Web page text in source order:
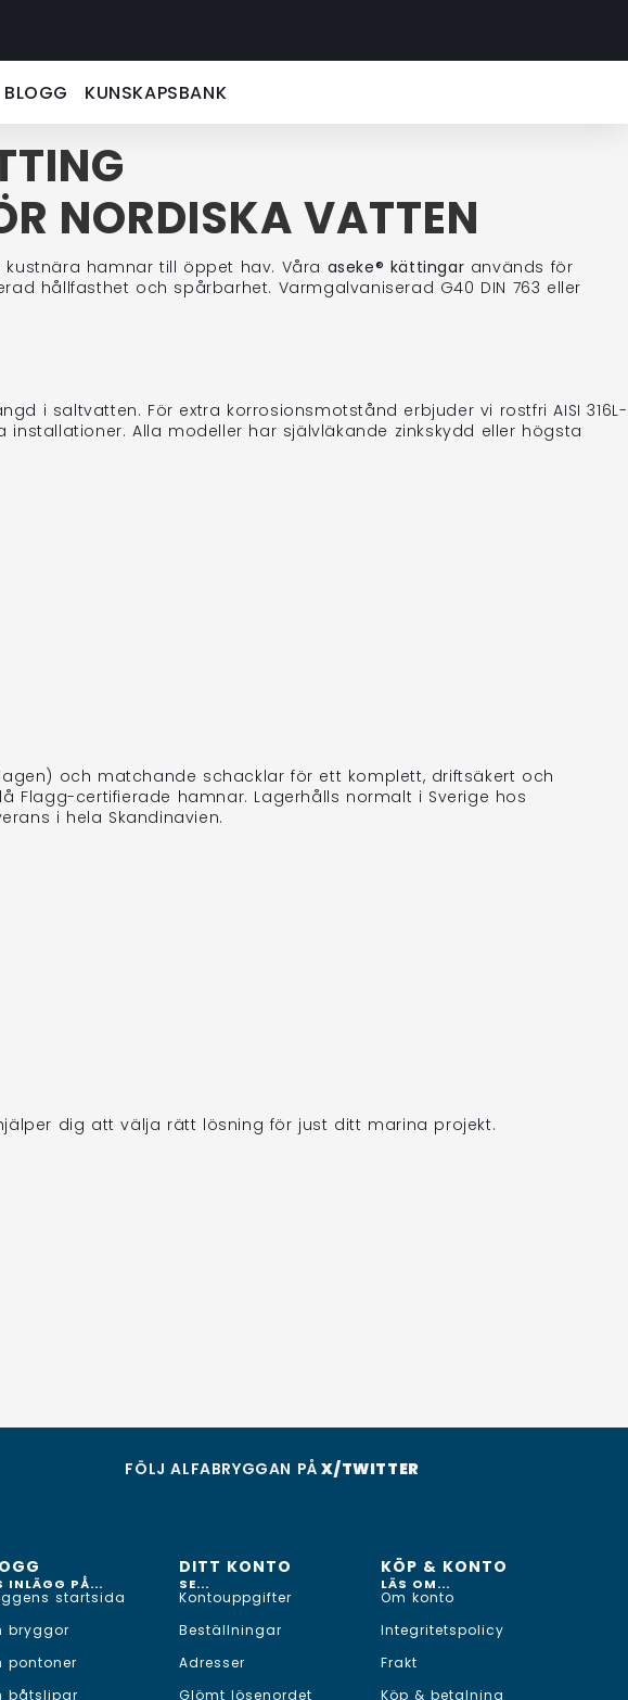
BLOGG KUNSKAPSBANK
NORDISKA VATTEN
hamnar till öppet hav. Våra aseke® kättingar används för
hållfasthet och spårbarhet. Varmgalvaniserad G40 DIN 763 eller
i saltvatten. För extra korrosionsmotstånd erbjuder vi rostfri AISI 316L-
Alla modeller har självläkande zinkskydd eller högsta
och matchande schacklar för ett komplett, driftsäkert och
Flagg-certifierade hamnar. Lagerhålls normalt i Sverige hos
i hela Skandinavien.
dig att välja rätt lösning för just ditt marina projekt.
FÖLJ ALFABRYGGAN PÅ X/TWITTER
INLÄGG PÅ...
startsida
bryggor
pontoner
båtslipar
DITT KONTO
SE...
Kontouppgifter
Beställningar
Adresser
Glömt lösenordet
KÖP & KONTO
LÄS OM...
Om konto
Integritetspolicy
Frakt
Köp & betalning